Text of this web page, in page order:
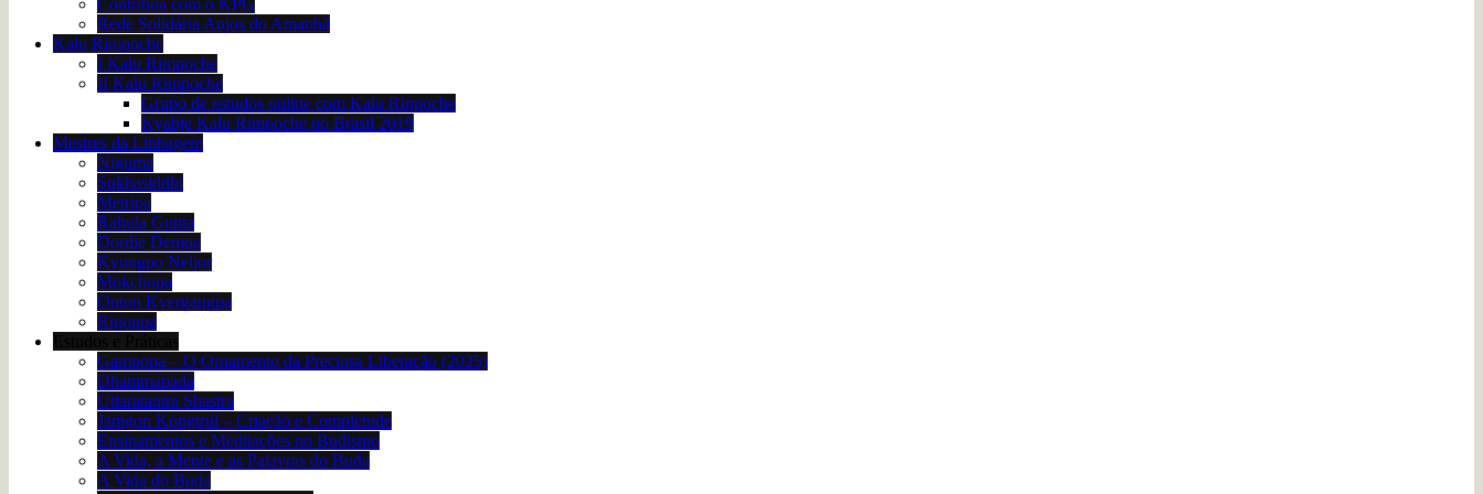
Contribua com o KPG
Rede Solidária Anjos do Amanhã
Kalu Rimpoche
I Kalu Rimpoche
II Kalu Rimpoche
Grupo de estudos online com Kalu Rinpoche
Kyabje Kalu Rimpoche no Brasil 2019
Mestres da Linhagem
Niguma
Sukhasiddhi
Metripa
Rahula Gupta
Dordje Dempa
Kyungpo Neljor
Mokchopa
Onton Kyergangpa
Rigonpa
Gampopa – O Ornamento da Preciosa Liberação (2025)
Dhammapada
Uttaratantra Shastra
Jamgon Kongtrul – Criação e Completude
Ensinamentos e Meditações no Budismo
A Vida, a Mente e as Palavras do Buda
A Vida do Buda